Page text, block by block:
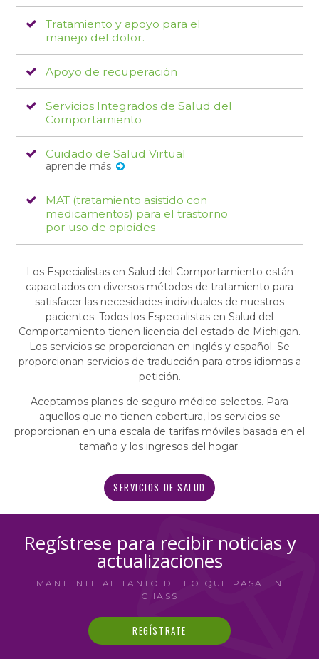
Tratamiento y apoyo para el
manejo del dolor.
Apoyo de recuperación
Servicios Integrados de Salud del
Comportamiento
Cuidado de Salud Virtual
aprende más
MAT (tratamiento asistido con
medicamentos) para el trastorno
por uso de opioides
Los Especialistas en Salud del Comportamiento están
capacitados en diversos métodos de tratamiento para
satisfacer las necesidades individuales de nuestros
pacientes. Todos los Especialistas en Salud del
Comportamiento tienen licencia del estado de Michigan.
Los servicios se proporcionan en inglés y español. Se
proporcionan servicios de traducción para otros idiomas a
petición.
Aceptamos planes de seguro médico selectos. Para
aquellos que no tienen cobertura, los servicios se
proporcionan en una escala de tarifas móviles basada en el
tamaño y los ingresos del hogar.
SERVICIOS DE SALUD
Regístrese para recibir noticias y
actualizaciones
MANTENTE AL TANTO DE LO QUE PASA EN
CHASS
REGÍSTRATE